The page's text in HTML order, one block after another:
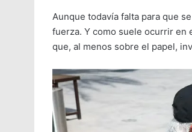
Aunque todavía falta para que
fuerza. Y como suele ocurrir en
que, al menos sobre el papel,